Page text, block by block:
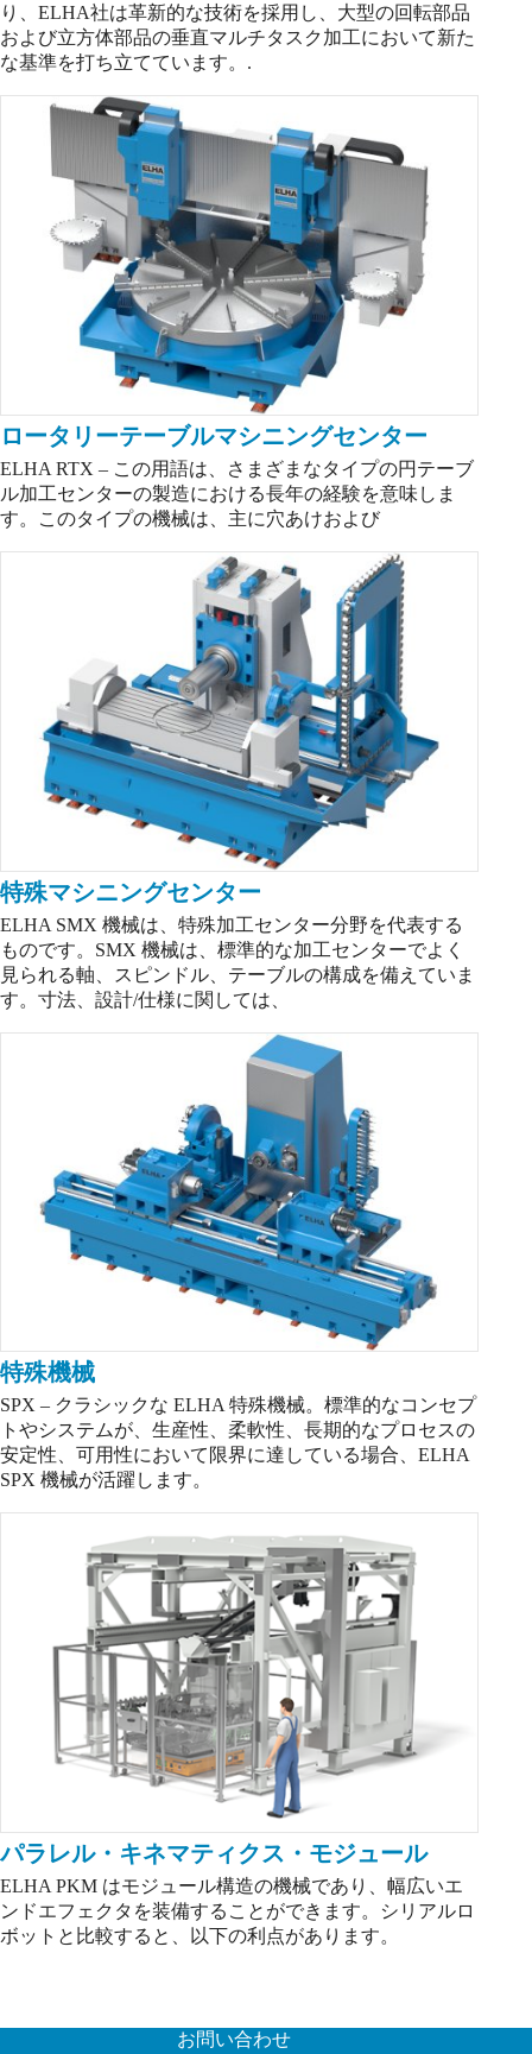
り、ELHA社は革新的な技術を採用し、大型の回転部品
および立方体部品の垂直マルチタスク加工において新た
な基準を打ち立てています。.
ロータリーテーブルマシニングセンター
ELHA RTX – この用語は、さまざまなタイプの円テーブ
ル加工センターの製造における長年の経験を意味しま
す。このタイプの機械は、主に穴あけおよび
特殊マシニングセンター
ELHA SMX 機械は、特殊加工センター分野を代表する
ものです。SMX 機械は、標準的な加工センターでよく
見られる軸、スピンドル、テーブルの構成を備えていま
す。寸法、設計/仕様に関しては、
特殊機械
SPX – クラシックな ELHA 特殊機械。標準的なコンセプ
トやシステムが、生産性、柔軟性、長期的なプロセスの
安定性、可用性において限界に達している場合、ELHA
SPX 機械が活躍します。
パラレル・キネマティクス・モジュール
ELHA PKM はモジュール構造の機械であり、幅広いエ
ンドエフェクタを装備することができます。シリアルロ
ボットと比較すると、以下の利点があります。
お問い合わせ